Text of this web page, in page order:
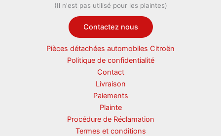
(Il n'est pas utilisé pour les plaintes)
Contactez nous
Pièces détachées automobiles Citroën
Politique de confidentialité
Contact
Livraison
Paiements
Plainte
Procédure de Réclamation
Termes et conditions